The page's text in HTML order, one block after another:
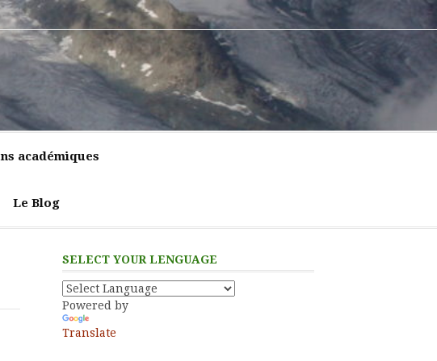
académiques
Le Blog
SELECT YOUR LENGUAGE
Powered by
Translate